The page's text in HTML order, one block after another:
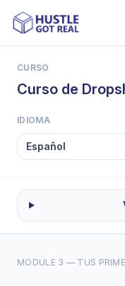
CURSO
Curso de
IDIOMA
MODULE 3 — TUS